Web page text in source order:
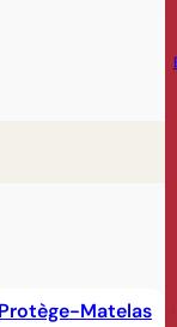
Protège-Matelas